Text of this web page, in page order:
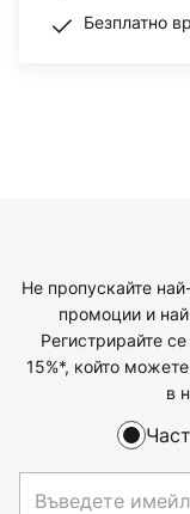
Безплатно
Не пропускайте
промоции и
Регистрирайте
15%*, който
в